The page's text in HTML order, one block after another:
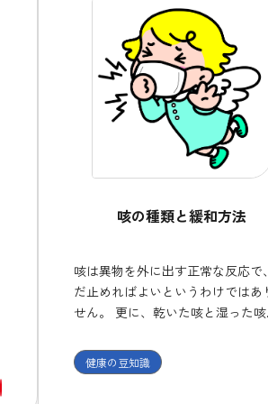
咳の種類と緩和方法
咳は異物を外に出す正常な反応で
だ止めればよいというわけではあ
せん。 更に、乾いた咳と湿った咳
が異なります。 また、咳止め薬に
中枢性と末梢性があり、喘息に中
健康の豆知識